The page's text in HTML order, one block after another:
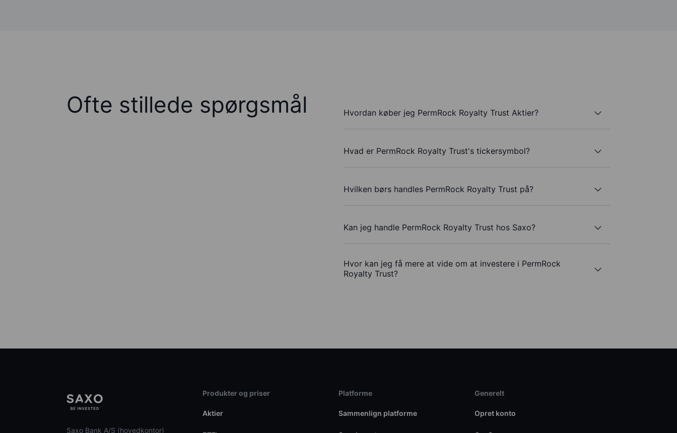
Ofte stillede spørgsmål Hvordan køber jeg PermRock Royalty Trust Aktier?
Hvad er PermRock Royalty Trust's tickersymbol?
Hvilken børs handles PermRock Royalty Trust på?
Kan jeg handle PermRock Royalty Trust hos Saxo?
Hvor kan jeg få mere at vide om at investere i PermRock
Royalty Trust?
Saxo Bank A/S (hovedkontor)
Produkter og priser
Aktier
Platforme
Sammenlign platforme
Generelt
Opret konto